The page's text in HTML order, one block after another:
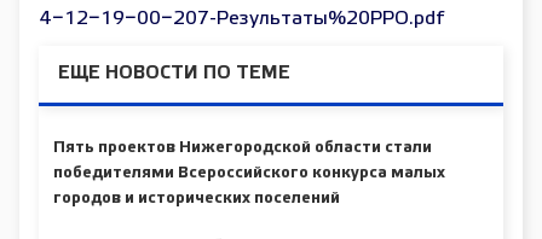
4−12−19−00−207-Результаты%20РРО.pdf
ЕЩЕ НОВОСТИ ПО ТЕМЕ
Пять проектов Нижегородской области стали
победителями Всероссийского конкурса малых
городов и исторических поселений